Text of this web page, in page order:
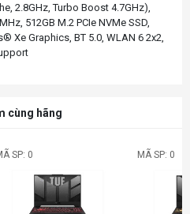
2.8GHz, Turbo Boost 4.7GHz),
512GB M.2 PCIe NVMe SSD,
Xe Graphics, BT 5.0, WLAN 6 2x2,
cùng hãng
SP: 0 MÃ SP: 0